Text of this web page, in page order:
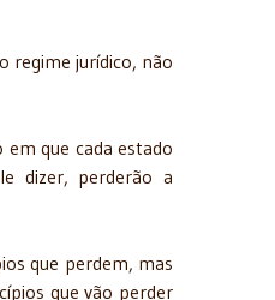
regime jurídico, não
que cada estado
dizer, perderão a
que perdem, mas
que vão perder